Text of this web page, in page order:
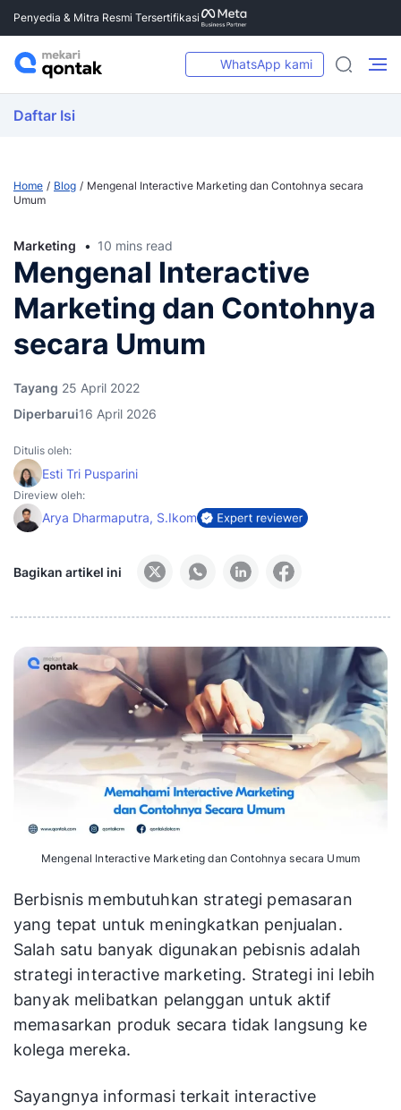
Penyedia & Mitra Resmi Tersertifikasi
WhatsApp kami
Daftar Isi
Home Blog
Mengenal Interactive Marketing dan Contohnya secara
Umum
Marketing 10 mins read
Mengenal Interactive
Marketing dan Contohnya
secara Umum
Tayang 25 April 2022
Diperbarui16 April 2026
Ditulis oleh:
Esti Tri Pusparini
Direview oleh:
Arya Dharmaputra, S.Ikom
Bagikan artikel ini
Mengenal Interactive Marketing dan Contohnya secara Umum
Berbisnis membutuhkan strategi pemasaran
yang tepat untuk meningkatkan penjualan.
Salah satu banyak digunakan pebisnis adalah
strategi interactive marketing. Strategi ini lebih
banyak melibatkan pelanggan untuk aktif
memasarkan produk secara tidak langsung ke
kolega mereka.
Sayangnya informasi terkait interactive